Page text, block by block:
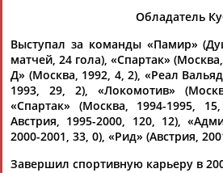
Документы 1-10 из 35 найденных
1 2 3 4
Рашид Рахимов покинул пост
клуба "Рубин"
Рашид Рахимовпокинул должность
казанского "Рубина", сообщается в
футбольного клуб... ...контракта,
конца сезона-2025/26.Рахимов
Обладатель
Выступал за команды «Памир»
матчей, 24 гола), «Спартак»
Д» (Москва, 1992, 4, 2), «Реал
1993, 29, 2), «Локомотив»
«Спартак» (Москва, 1994-1995,
Австрия, 1995-2000, 120, 12),
2000-2001, 33, 0), «Рид» (Австрия,
Завершил спортивную карьеру в